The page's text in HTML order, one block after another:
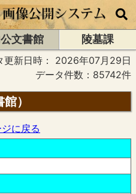
文書館
陵墓課
更新日時： 2026年07月29日
データ件数：85742件
）
に戻る